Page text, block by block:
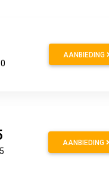
AANBIEDING
AANBIEDING